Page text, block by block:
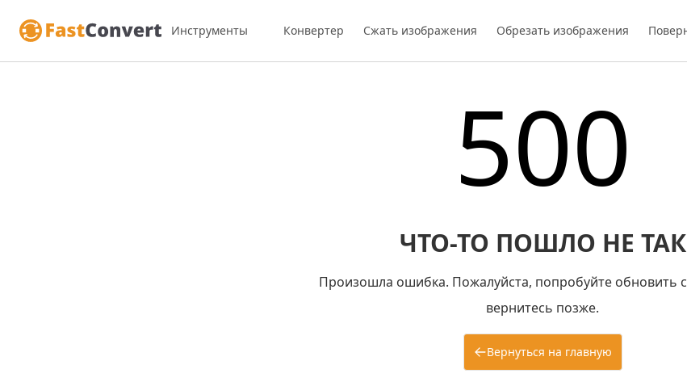
Инструменты Конвертер Сжать изображения Обрезать изображения
500
ЧТО-ТО ПОШЛО НЕ ТАК
Произошла ошибка. Пожалуйста, попробуйте обновить
вернитесь позже.
Вернуться на главную